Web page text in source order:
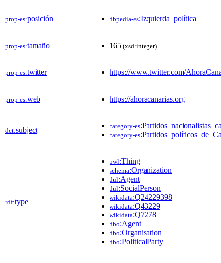
prop-es:posición dbpedia-es:Izquierda_política
prop-es:tamaño 165 (xsd:integer)
prop-es:twitter https://www.twitter.com/
prop-es:web https://ahoracanarias.org
dct:subject category-es
category-es
rdf:type
owl:Thing
schema:Organization
dul:Agent
dul:SocialPerson
wikidata:Q24229398
wikidata:Q43229
wikidata:Q7278
dbo:Agent
dbo:Organisation
dbo:PoliticalParty